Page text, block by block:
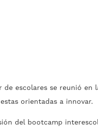
de escolares se reunió en
orientadas a innovar.
del bootcamp